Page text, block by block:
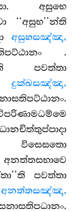
අසුභෙ
‘‘අසුභ’’න්ති
අසුභසඤ්ඤා,
.
පවත්තා
දුක්ඛසඤ්ඤා,
පවත්තා
අනත්තසඤ්ඤා,